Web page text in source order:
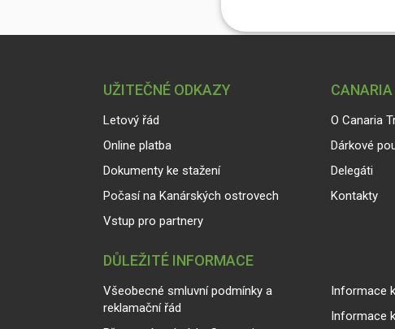
UŽITEČNÉ ODKAZY
Letový řád
Online platba
Dokumenty ke stažení
Počasí na Kanárských ostrovech
Vstup pro partnery
O Canaria
Dárkové
Delegáti
Kontakty
DŮLEŽITÉ INFORMACE
Všeobecné smluvní podmínky a
reklamační řád
Informace
Informace